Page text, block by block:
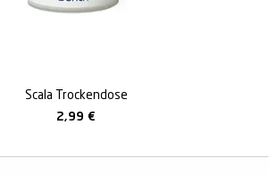
Scala Trockendose
2,99 €